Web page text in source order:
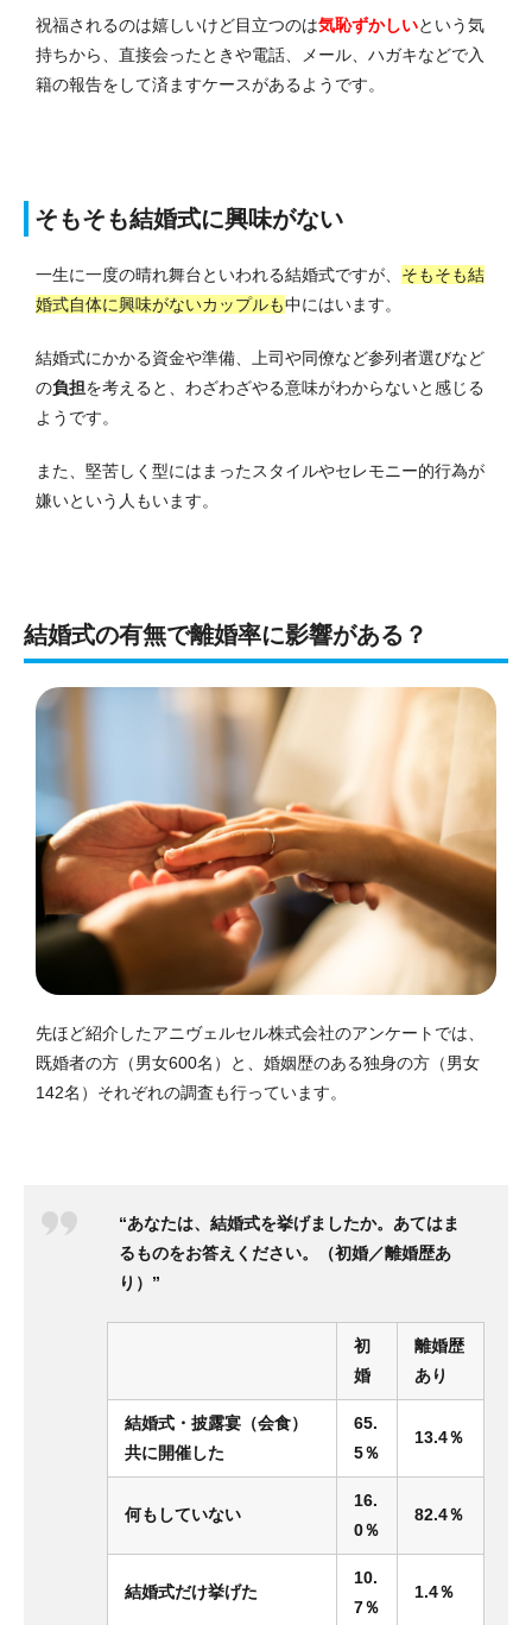
祝福されるのは嬉しいけど目立つのは気恥ずかしいという気
持ちから、直接会ったときや電話、メール、ハガキなどで入
籍の報告をして済ますケースがあるようです。
そもそも結婚式に興味がない
一生に一度の晴れ舞台といわれる結婚式ですが、 そもそも結
婚式自体に興味がないカップルも中にはいます。
結婚式にかかる資金や準備、上司や同僚など参列者選びなど
の負担を考えると、わざわざやる意味がわからないと感じる
ようです。
また、堅苦しく型にはまったスタイルやセレモニー的行為が
嫌いという人もいます。
結婚式の有無で離婚率に影響がある？
先ほど紹介したアニヴェルセル株式会社のアンケートでは、
既婚者の方（男女600名）と、婚姻歴のある独身の方（男女
142名）それぞれの調査も行っています。
“あなたは、結婚式を挙げましたか。あてはま
るものをお答えください。（初婚／離婚歴あ
り）”
初
婚
離婚歴
あり
結婚式・披露宴（会食）
共に開催した
65.
5％
13.4％
何もしていない
16.
0％
82.4％
結婚式だけ挙げた
10.
7％
1.4％